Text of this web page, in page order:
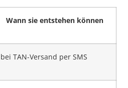
Wann sie entstehen können
bei TAN-Versand per SMS